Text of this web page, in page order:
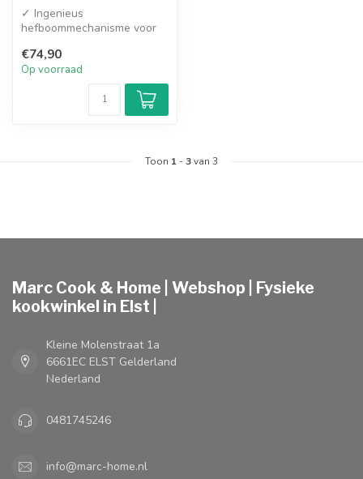
✓ Ingenieus
hefboommechanisme voor
minimale kracht
✓...
€74,90
Op voorraad
Toon 1 -3van 3
Marc Cook & Home | Webshop | Fysieke
kookwinkel in Elst |
Kleine Molenstraat 1a
6661EC ELST Gelderland
Nederland
0481745246
info@marc-home.nl